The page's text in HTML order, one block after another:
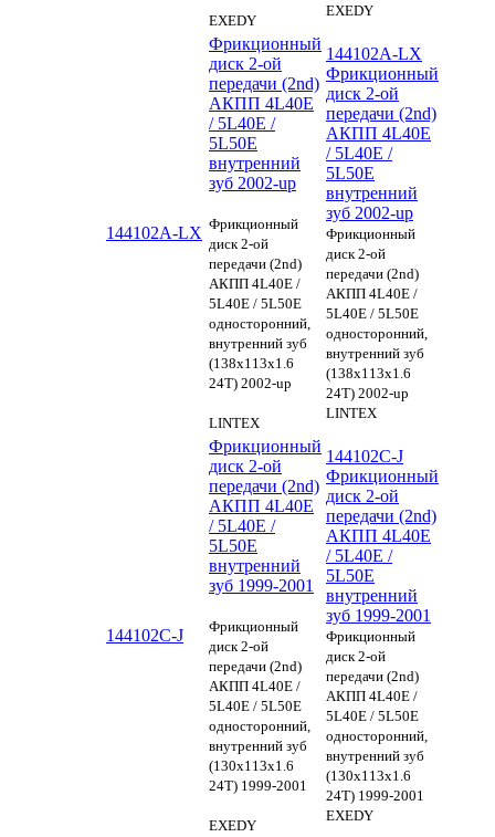
EXEDY
EXEDY
144102A-LX
Фрикционный
диск 2-ой
передачи (2nd)
АКПП 4L40E
/ 5L40E /
5L50E
внутренний
зуб 2002-up
Фрикционный
диск 2-ой
передачи (2nd)
АКПП 4L40E /
5L40E / 5L50E
односторонний,
внутренний зуб
(138х113х1.6
24Т) 2002-up
LINTEX
144102A-LX
Фрикционный
диск 2-ой
передачи (2nd)
АКПП 4L40E
/ 5L40E /
5L50E
внутренний
зуб 2002-up
Фрикционный
диск 2-ой
передачи (2nd)
АКПП 4L40E /
5L40E / 5L50E
односторонний,
внутренний зуб
(138х113х1.6
24Т) 2002-up
LINTEX
144102C-J
Фрикционный
диск 2-ой
передачи (2nd)
АКПП 4L40E
/ 5L40E /
5L50E
внутренний
зуб 1999-2001
Фрикционный
диск 2-ой
передачи (2nd)
АКПП 4L40E /
5L40E / 5L50E
односторонний,
внутренний зуб
(130х113х1.6
24Т) 1999-2001
EXEDY
144102C-J
Фрикционный
диск 2-ой
передачи (2nd)
АКПП 4L40E
/ 5L40E /
5L50E
внутренний
зуб 1999-2001
Фрикционный
диск 2-ой
передачи (2nd)
АКПП 4L40E /
5L40E / 5L50E
односторонний,
внутренний зуб
(130х113х1.6
24Т) 1999-2001
EXEDY